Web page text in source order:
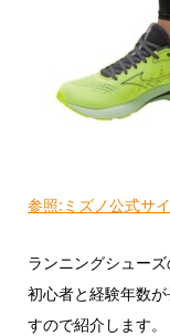
参照:ミズノ公式サ
ランニングシュー
初心者と経験年数
すので紹介します。